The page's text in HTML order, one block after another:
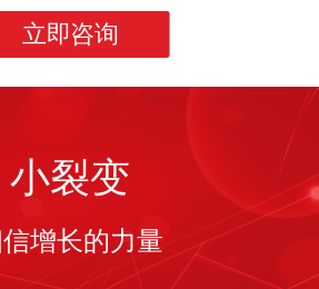
立即咨询
小裂变
增长的力量